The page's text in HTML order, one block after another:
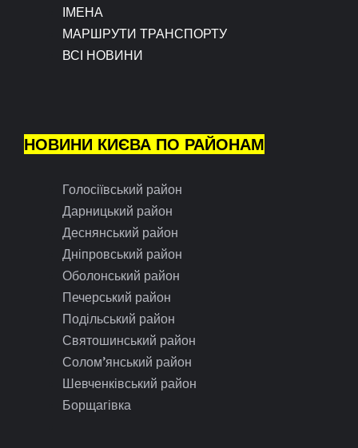
ІМЕНА
МАРШРУТИ ТРАНСПОРТУ
ВСІ НОВИНИ
НОВИНИ КИЄВА ПО РАЙОНАМ
Голосіївський район
Дарницький район
Деснянський район
Дніпровський район
Оболонський район
Печерський район
Подільський район
Святошинський район
Солом’янський район
Шевченківський район
Борщагівка